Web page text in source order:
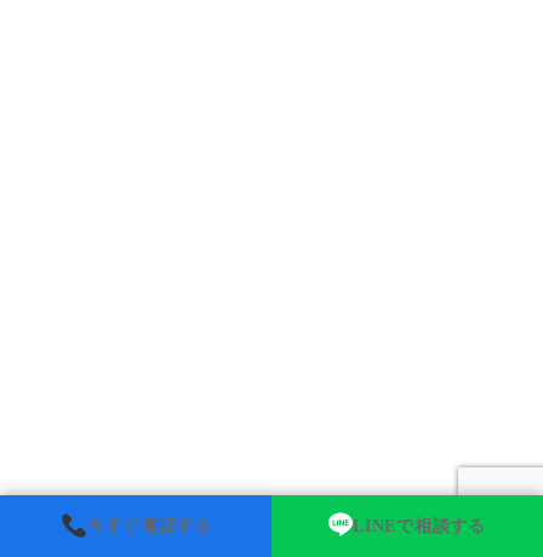
今すぐ電話する LINEで相談する